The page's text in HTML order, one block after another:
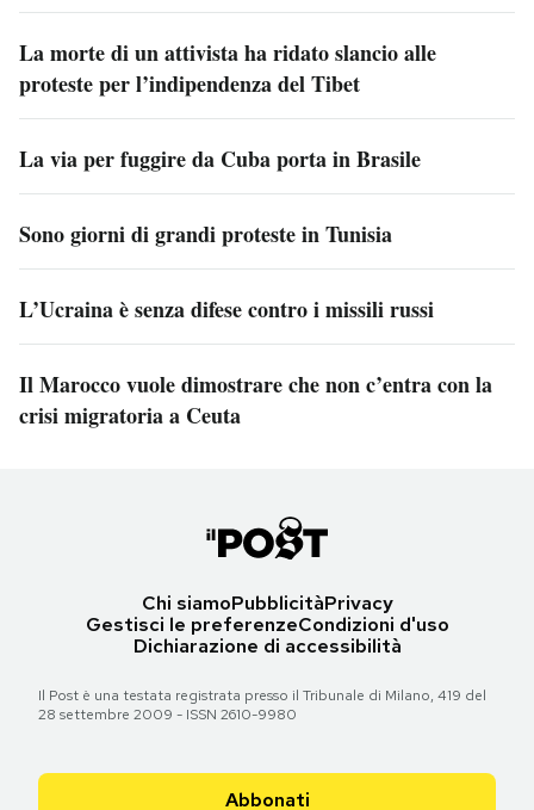
La morte di un attivista ha ridato slancio alle
proteste per l’indipendenza del Tibet
La via per fuggire da Cuba porta in Brasile
Sono giorni di grandi proteste in Tunisia
L’Ucraina è senza difese contro i missili russi
Il Marocco vuole dimostrare che non c’entra con la
crisi migratoria a Ceuta
Chi siamoPubblicitàPrivacy
Gestisci le preferenzeCondizioni d'uso
Dichiarazione di accessibilità
Il Post è una testata registrata presso il Tribunale di Milano, 419 del
28 settembre 2009 - ISSN 2610-9980
Abbonati